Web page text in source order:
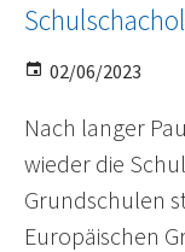
02/06/2023
Nach langer
wieder die
Grundschulen
Europäischen